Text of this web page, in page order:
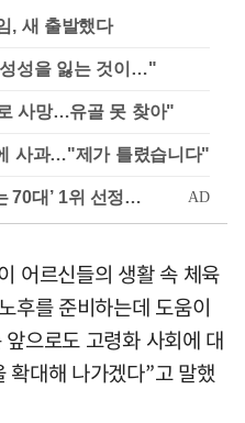
, 새 출발했다
성을 잃는 것이…"
사망…유골 못 찾아"
사과…"제가 틀렸습니다"
어르신들의 생활 속 체육
후를 준비하는데 도움이
으로도 고령화 사회에 대
확대해 나가겠다”고 말했